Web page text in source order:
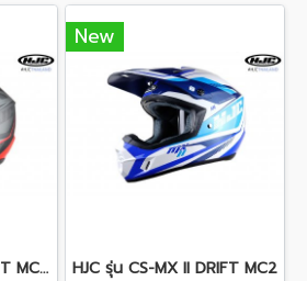
HJC รุ่น CS-MX II DRIFT MC1SF
New
HJC รุ่น CS-MX II DRIFT MC2